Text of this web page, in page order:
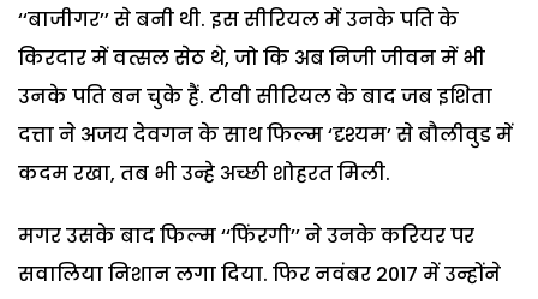
‘‘बाजीगर’’ से बनी थी. इस सीरियल में उनके पति के
किरदार में वत्सल सेठ थे, जो कि अब निजी जीवन में भी
उनके पति बन चुके हैं. टीवी सीरियल के बाद जब इशिता
दत्ता ने अजय देवगन के साथ फिल्म ‘दृश्यम’ से बौलीवुड में
कदम रखा, तब भी उन्हे अच्छी शोहरत मिली.
मगर उसके बाद फिल्म ‘‘फिंरगी’’ ने उनके करियर पर
सवालिया निशान लगा दिया. फिर नवंबर 2017 में उन्होंने